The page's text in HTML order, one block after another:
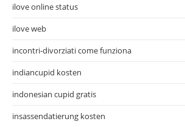
ilove online status
ilove web
incontri-divorziati come funziona
indiancupid kosten
indonesian cupid gratis
insassendatierung kosten